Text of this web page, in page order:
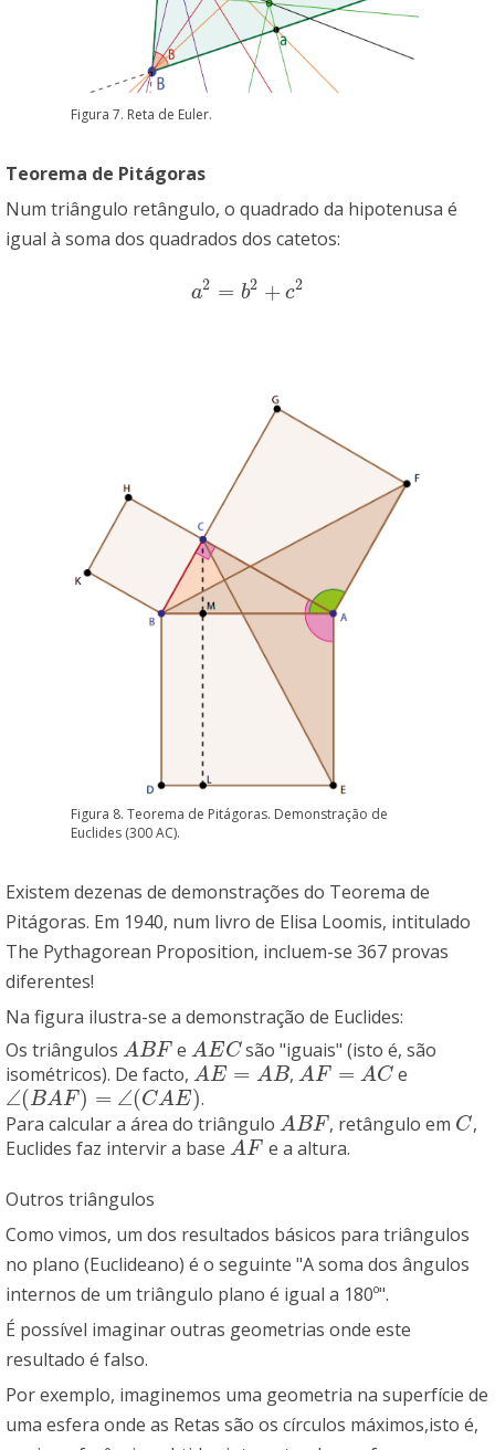
Figura 7. Reta de Euler.
Teorema de Pitágoras
Num triângulo retângulo, o quadrado da hipotenusa é
igual à soma dos quadrados dos catetos:
a2 = b2 + c2
a 2= b2 +c2
Figura 8. Teorema de Pitágoras. Demonstração de
Euclides (300 AC).
Existem dezenas de demonstrações do Teorema de
Pitágoras. Em 1940, num livro de Elisa Loomis, intitulado
The Pythagorean Proposition, incluem-se 367 provas
diferentes!
Na figura ilustra-se a demonstração de Euclides:
Os triângulos ABF
ABF eAEC
AEC
são "iguais" (isto é, são
isométricos). De facto, AE = AB
AE=AB ,AF = AC
AF=AC e
∠(BAF ) = ∠(CAE)
∠(BAF)=∠ CA E)
.
Para calcular a área do triângulo ABF
ABF , retângulo em C
C ,
Euclides faz intervir a base AF
AF e a altura.
Outros triângulos
Como vimos, um dos resultados básicos para triângulos
no plano (Euclideano) é o seguinte "A soma dos ângulos
internos de um triângulo plano é igual a 180º".
É possível imaginar outras geometrias onde este
resultado é falso.
Por exemplo, imaginemos uma geometria na superfície de
uma esfera onde as Retas são os círculos máximos,isto é,